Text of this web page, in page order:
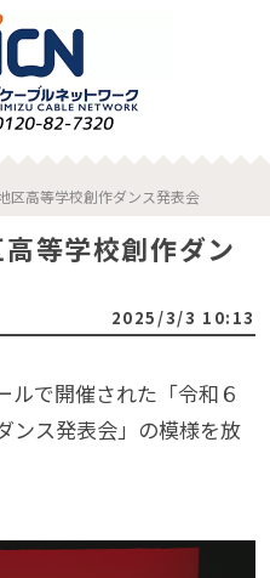
区高等学校創作ダンス発表会
等学校創作ダン
2025/3/3 10:13
で開催された「令和６
ンス発表会」の模様を放